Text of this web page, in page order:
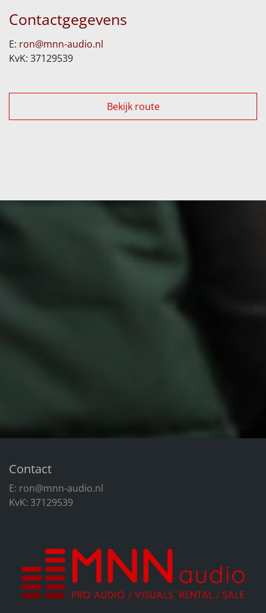
Contactgegevens
E: ron@mnn-audio.nl
KvK: 37129539
Bekijk route
Contact
E: ron@mnn-audio.nl
KvK: 37129539